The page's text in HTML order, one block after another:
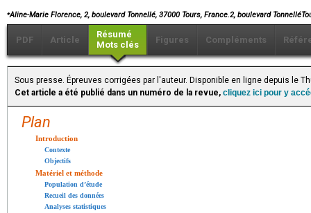
⁎Aline-Marie Florence, 2, boulevard Tonnellé, 37000 Tours, France.2, boulevard
PDF Article
Résumé
Mots clés
Figures Compléments
Sous presse. Épreuves corrigées par l'auteur. Disponible en ligne depuis le
Cet article a été publié dans un numéro de la revue, cliquez ici pour y
Plan
Introduction
Contexte
Objectifs
Matériel et méthode
Population d’étude
Recueil des données
Analyses statistiques